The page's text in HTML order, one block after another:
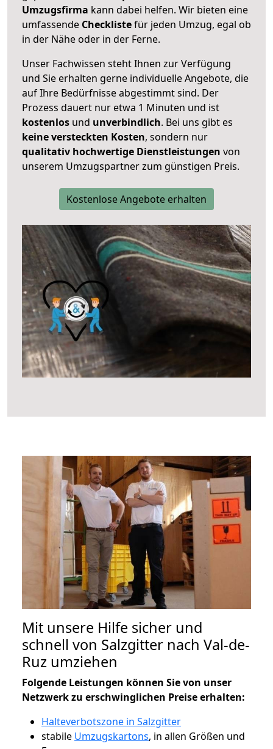
Umzugsfirma kann dabei helfen. Wir bieten eine
umfassende Checklistefür jeden Umzug, egal ob
in der Nähe oder in der Ferne.
Unser Fachwissen steht Ihnen zur Verfügung
und Sie erhalten gerne individuelle Angebote, die
auf Ihre Bedürfnisse abgestimmt sind. Der
Prozess dauert nur etwa 1 Minuten und ist
kostenlos und unverbindlich. Bei uns gibt es
keine versteckten Kosten, sondern nur
qualitativ hochwertige Dienstleistungen von
unserem Umzugspartner zum günstigen Preis.
Kostenlose Angebote erhalten
Mit unsere Hilfe sicher und
schnell von Salzgitter nach Val-de-
Ruz umziehen
Folgende Leistungen können Sie von unser
Netzwerk zu erschwinglichen Preise erhalten:
Halteverbotszone in Salzgitter
stabile Umzugskartons, in allen Größen und